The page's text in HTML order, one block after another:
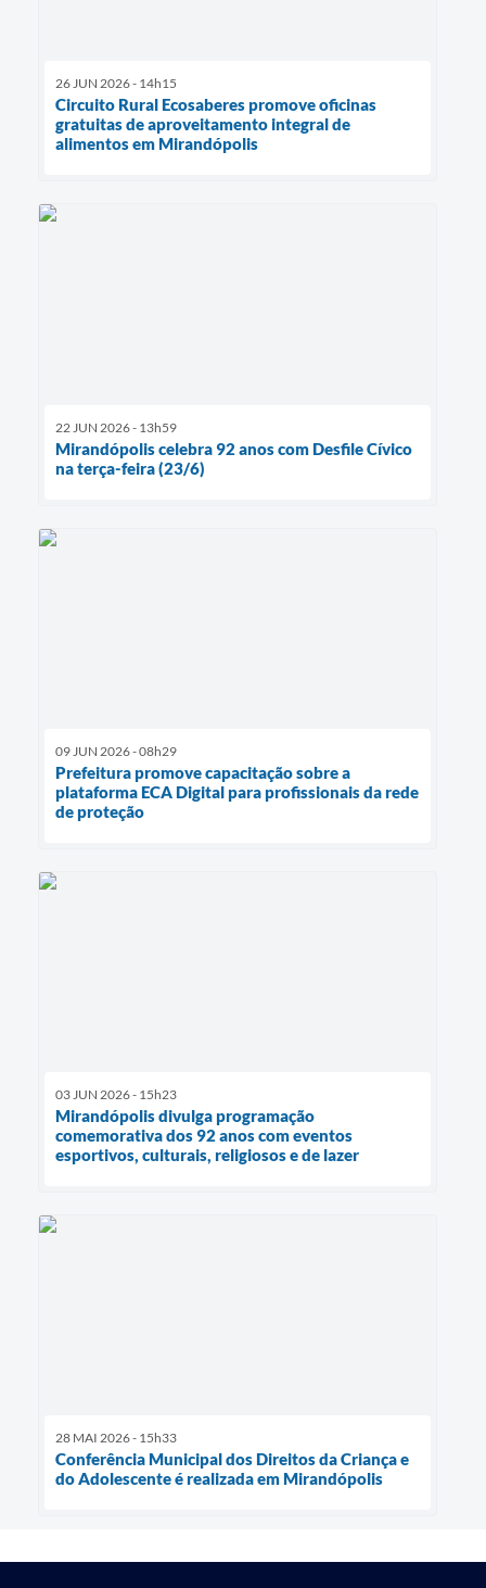
26 JUN 2026 - 14h15
Circuito Rural Ecosaberes promove oficinas
gratuitas de aproveitamento integral de
alimentos em Mirandópolis
22 JUN 2026 - 13h59
Mirandópolis celebra 92 anos com Desfile Cívico
na terça-feira (23/6)
09 JUN 2026 - 08h29
Prefeitura promove capacitação sobre a
plataforma ECA Digital para profissionais da rede
de proteção
03 JUN 2026 - 15h23
Mirandópolis divulga programação
comemorativa dos 92 anos com eventos
esportivos, culturais, religiosos e de lazer
28 MAI 2026 - 15h33
Conferência Municipal dos Direitos da Criança e
do Adolescente é realizada em Mirandópolis